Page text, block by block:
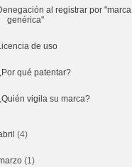
al registrar por "marca
genérica"
de uso
qué patentar?
vigila su marca?
(4)
(1)